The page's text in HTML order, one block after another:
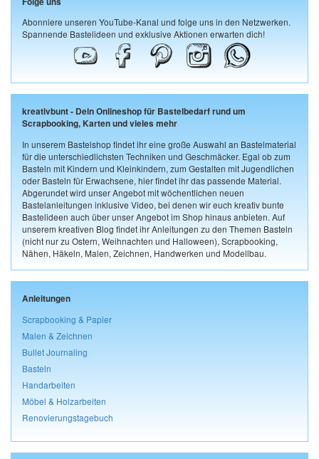
Abonniere unseren YouTube-Kanal und folge uns in den Netzwerken.
Spannende Bastelideen und exklusive Aktionen erwarten dich!
kreativbunt - Dein Onlineshop für Bastelbedarf rund um
Scrapbooking, Karten und vieles mehr
In unserem Bastelshop findet ihr eine große Auswahl an Bastelmaterial
für die unterschiedlichsten Techniken und Geschmäcker. Egal ob zum
Basteln mit Kindern und Kleinkindern, zum Gestalten mit Jugendlichen
oder Basteln für Erwachsene, hier findet ihr das passende Material.
Abgerundet wird unser Angebot mit wöchentlichen neuen
Bastelanleitungen inklusive Video, bei denen wir euch kreativ bunte
Bastelideen auch über unser Angebot im Shop hinaus anbieten. Auf
unserem kreativen Blog findet ihr Anleitungen zu den Themen Basteln
(nicht nur zu Ostern, Weihnachten und Halloween), Scrapbooking,
Nähen, Häkeln, Malen, Zeichnen, Handwerken und Modellbau.
Anleitungen
Scrapbooking & Papier
Malen & Zeichnen
Bullet Journaling
Basteln
Handarbeiten
Möbel & Holzarbeiten
Renovierungstagebuch